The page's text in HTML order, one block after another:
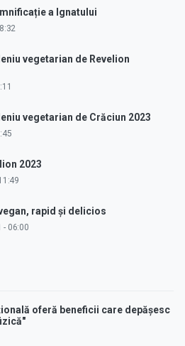
a Ignatului
vegetarian de Revelion
vegetarian de Crăciun 2023
2023
rapid și delicios
- 06:00
oferă beneficii care depășesc